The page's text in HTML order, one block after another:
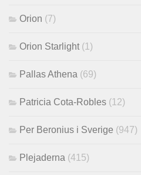
Orion (7)
Orion Starlight (1)
Pallas Athena (69)
Patricia Cota-Robles (12)
Per Beronius i Sverige (947)
Plejaderna (415)